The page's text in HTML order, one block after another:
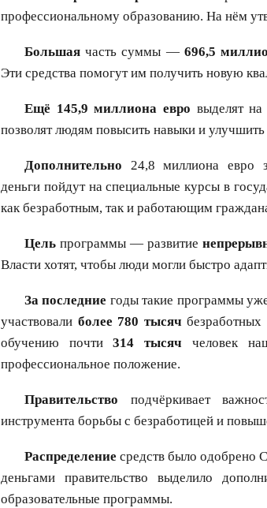
профессиональному образованию. На нём
Большая часть суммы — 696,5
Эти средства помогут им получить новую
Ещё 145,9 миллиона евро выделят на
позволят людям повысить навыки и
Дополнительно 24,8 миллиона евро
деньги пойдут на специальные курсы в
как безработным, так и работающим
Цель программы — развитие
Власти хотят, чтобы люди могли быстро
За последние годы такие программы
участвовали более 780 тысяч безработных
обучению почти314 тысяч человек
профессиональное положение.
Правительство подчёркивает
инструмента борьбы с безработицей и
Распределение средств было одобрено
деньгами правительство выделило
образовательные программы.